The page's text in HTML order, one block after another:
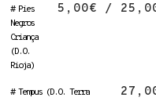
# Pies
Negros
Criança
(D.O.
Rioja)
5,00€ /
# Tempus (D.O. Terra